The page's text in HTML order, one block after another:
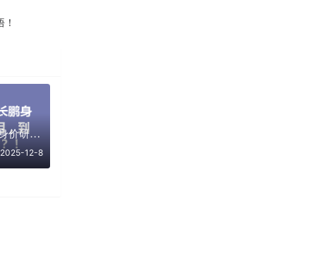
我的朋友把赵长鹏身价研究了3个月，到底发现了啥？！
2025-12-8